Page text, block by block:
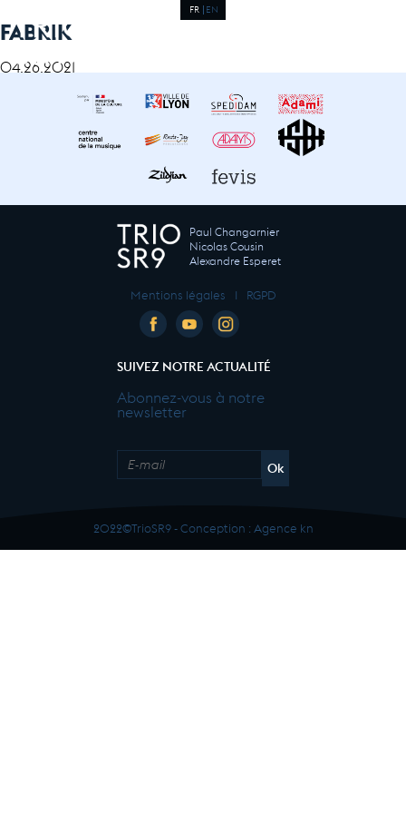
FR EN
FABRIK
04.26.2021
Paul Changarnier
Nicolas Cousin
Alexandre Esperet
Mentions légales I RGPD
SUIVEZ NOTRE ACTUALITÉ
Abonnez-vous à notre
newsletter
2022©TrioSR9 - Conception : Agence kn